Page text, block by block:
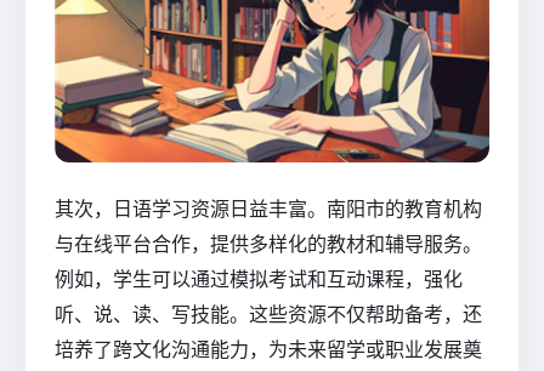
其次，日语学习资源日益丰富。南阳市的教育机构
与在线平台合作，提供多样化的教材和辅导服务。
例如，学生可以通过模拟考试和互动课程，强化
听、说、读、写技能。这些资源不仅帮助备考，还
培养了跨文化沟通能力，为未来留学或职业发展奠